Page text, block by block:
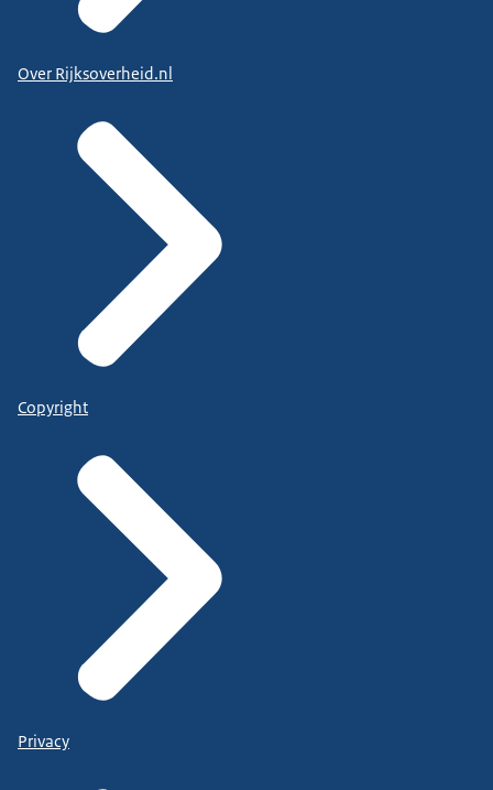
Over Rijksoverheid.nl
Copyright
Privacy